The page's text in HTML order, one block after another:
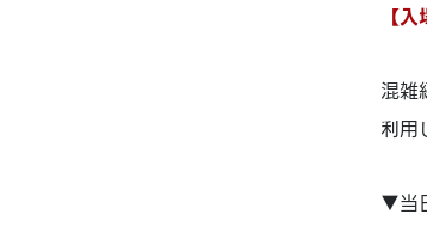
【
混雑
利用
▼当